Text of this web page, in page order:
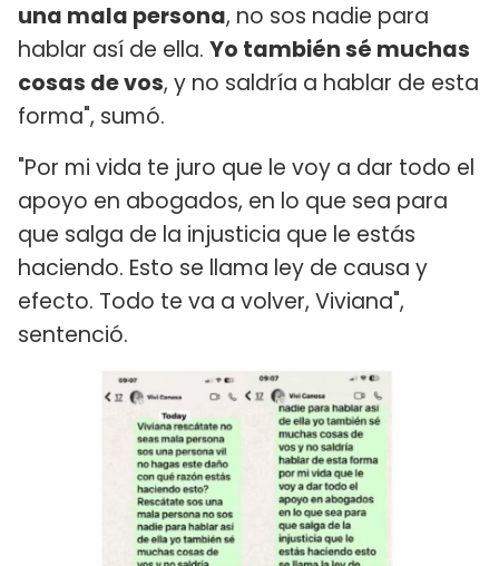
una mala persona, no sos nadie para
hablar así de ella. Yo también sé muchas
cosas de vos, y no saldría a hablar de esta
forma", sumó.
"Por mi vida te juro que le voy a dar todo el
apoyo en abogados, en lo que sea para
que salga de la injusticia que le estás
haciendo. Esto se llama ley de causa y
efecto. Todo te va a volver, Viviana",
sentenció.